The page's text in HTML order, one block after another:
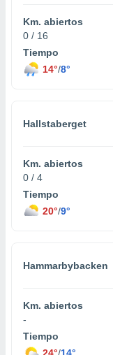
utilizar
crear un
contenido
el
de
con el
Km. abiertos
0 / 16
Tiempo
14°/8°
Hallstaberget
Km. abiertos
0 / 4
Tiempo
20°/9°
Hammarbybacken
Km. abiertos
-
Tiempo